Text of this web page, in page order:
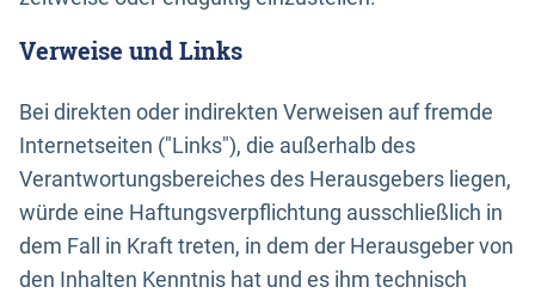
Verweise und Links
Bei direkten oder indirekten Verweisen auf fremde
Internetseiten ("Links"), die außerhalb des
Verantwortungsbereiches des Herausgebers liegen,
würde eine Haftungsverpflichtung ausschließlich in
dem Fall in Kraft treten, in dem der Herausgeber von
den Inhalten Kenntnis hat und es ihm technisch